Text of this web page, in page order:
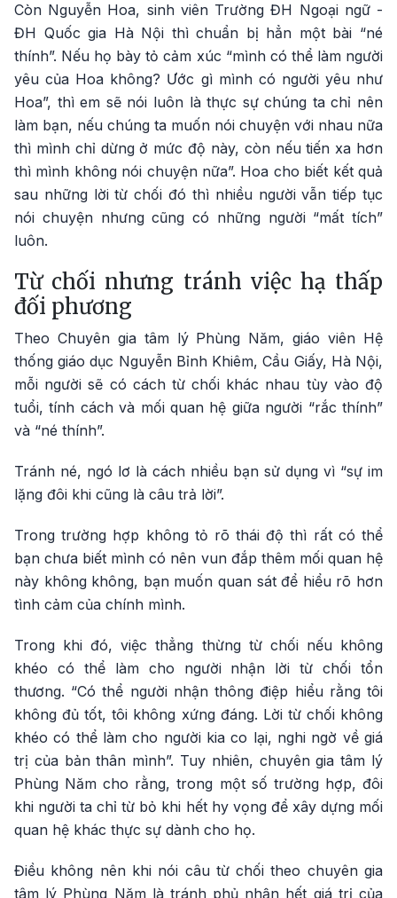
Còn Nguyễn Hoa, sinh viên Trường ĐH Ngoại ngữ -
ĐH Quốc gia Hà Nội thì chuẩn bị hẳn một bài “né
thính”. Nếu họ bày tỏ cảm xúc “mình có thể làm người
yêu của Hoa không? Ước gì mình có người yêu như
Hoa”, thì em sẽ nói luôn là thực sự chúng ta chỉ nên
làm bạn, nếu chúng ta muốn nói chuyện với nhau nữa
thì mình chỉ dừng ở mức độ này, còn nếu tiến xa hơn
thì mình không nói chuyện nữa”. Hoa cho biết kết quả
sau những lời từ chối đó thì nhiều người vẫn tiếp tục
nói chuyện nhưng cũng có những người “mất tích”
luôn.
Từ chối nhưng tránh việc hạ thấp
đối phương
Theo Chuyên gia tâm lý Phùng Năm, giáo viên Hệ
thống giáo dục Nguyễn Bỉnh Khiêm, Cầu Giấy, Hà Nội,
mỗi người sẽ có cách từ chối khác nhau tùy vào độ
tuổi, tính cách và mối quan hệ giữa người “rắc thính”
và “né thính”.
Tránh né, ngó lơ là cách nhiều bạn sử dụng vì “sự im
lặng đôi khi cũng là câu trả lời”.
Trong trường hợp không tỏ rõ thái độ thì rất có thể
bạn chưa biết mình có nên vun đắp thêm mối quan hệ
này không không, bạn muốn quan sát để hiểu rõ hơn
tình cảm của chính mình.
Trong khi đó, việc thẳng thừng từ chối nếu không
khéo có thể làm cho người nhận lời từ chối tổn
thương. “Có thể người nhận thông điệp hiểu rằng tôi
không đủ tốt, tôi không xứng đáng. Lời từ chối không
khéo có thể làm cho người kia co lại, nghi ngờ về giá
trị của bản thân mình”. Tuy nhiên, chuyên gia tâm lý
Phùng Năm cho rằng, trong một số trường hợp, đôi
khi người ta chỉ từ bỏ khi hết hy vọng để xây dựng mối
quan hệ khác thực sự dành cho họ.
Điều không nên khi nói câu từ chối theo chuyên gia
tâm lý Phùng Năm là tránh phủ nhận hết giá trị của